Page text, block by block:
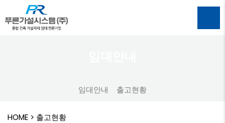
임대안내 출고현황
HOME > 출고현황